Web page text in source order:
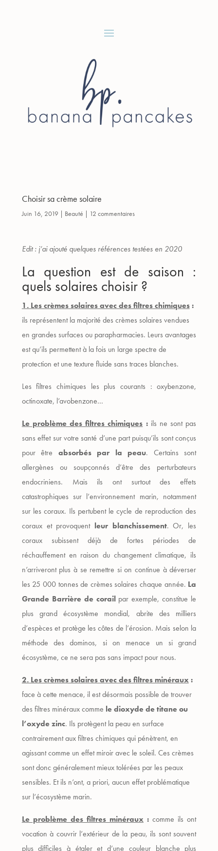
Choisir sa crème solaire
Juin 16, 2019 | Beauté | 12 commentaires
Edit : j’ai ajouté quelques références testées en 2020
La question est de saison :
quels solaires choisir ?
1. Les crèmes solaires avec des filtres chimiques:
ils représentent la majorité des crèmes solaires vendues
en grandes surfaces ou parapharmacies. Leurs avantages
est qu’ils permettent à la fois un large spectre de
protection et une texture fluide sans traces blanches.
Les filtres chimiques les plus courants : oxybenzone,
octinoxate, l’avobenzone…
Le problème des filtres chimiques :ils ne sont pas
sans effet sur votre santé d’une part puisqu’ils sont conçus
pour être absorbés par la peau. Certains sont
allergènes ou soupçonnés d’être des perturbateurs
endocriniens. Mais ils ont surtout des effets
catastrophiques sur l’environnement marin, notamment
sur les coraux. Ils pertubent le cycle de reproduction des
coraux et provoquent leur blanchissement. Or, les
coraux subissent déjà de fortes périodes de
réchauffement en raison du changement climatique, ils
n’arriveront plus à se remettre si on continue à déverser
les 25 000 tonnes de crèmes solaires chaque année. La
Grande Barrière de corailpar exemple, constitue le
plus grand écosystème mondial, abrite des milliers
d’espèces et protège les côtes de l’érosion. Mais selon la
méthode des dominos, si on menace un si grand
écosystème, ce ne sera pas sans impact pour nous.
2. Les crèmes solaires avec des filtres minéraux:
face à cette menace, il est désormais possible de trouver
des filtres minéraux comme le dioxyde de titane ou
l’oxyde zinc. Ils protègent la peau en surface
contrairement aux filtres chimiques qui pénètrent, en
agissant comme un effet miroir avec le soleil. Ces crèmes
sont donc généralement mieux tolérées par les peaux
sensibles. Et ils n’ont, a priori, aucun effet problématique
sur l’écosystème marin.
Le problème des filtres minéraux : comme ils ont
vocation à couvrir l’extérieur de la peau, ils sont souvent
plus difficiles à étaler et d’une couleur blanche plus